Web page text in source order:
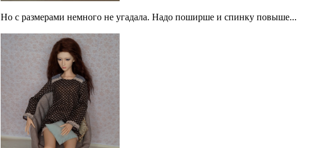
Но с размерами немного не угадала. Надо поширше и спинку повыше...